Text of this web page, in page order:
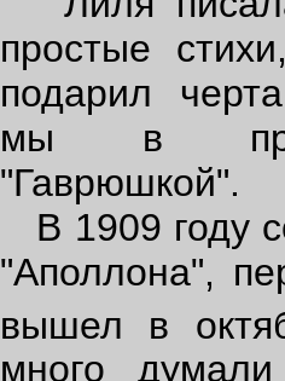
простые
подарил
мы в
"Гаврюшкой".
В 1909 году
"Аполлона",
вышел в
много